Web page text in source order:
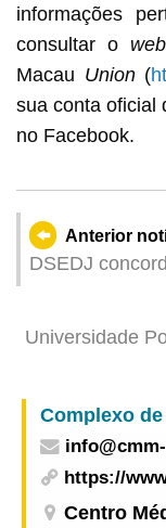
informações
consultar o
Macau Union(
sua conta oficial
no Facebook.
Anterior
DSEDJ
implementou
Programa de
Universidade
linguagem,
a cooperação
https://
Centro